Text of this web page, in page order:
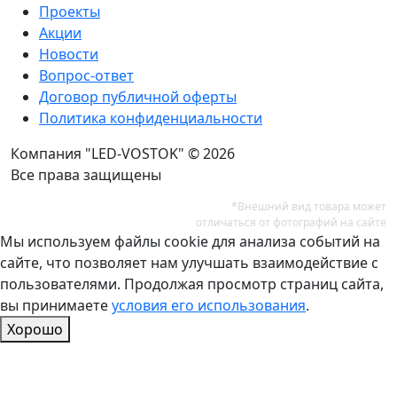
Проекты
Акции
Новости
Вопрос-ответ
Договор публичной оферты
Политика конфиденциальности
Компания "LED-VOSTOK" © 2026
Все права защищены
*Внешний вид товара может
отличаться от фотографий на сайте
Мы используем файлы cookie для анализа событий на
сайте, что позволяет нам улучшать взаимодействие с
пользователями. Продолжая просмотр страниц сайта,
вы принимаетеусловия его использования.
Хорошо